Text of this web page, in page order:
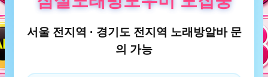
서울 전지역 · 경기도 전지역 노래방알바 문
의 가능